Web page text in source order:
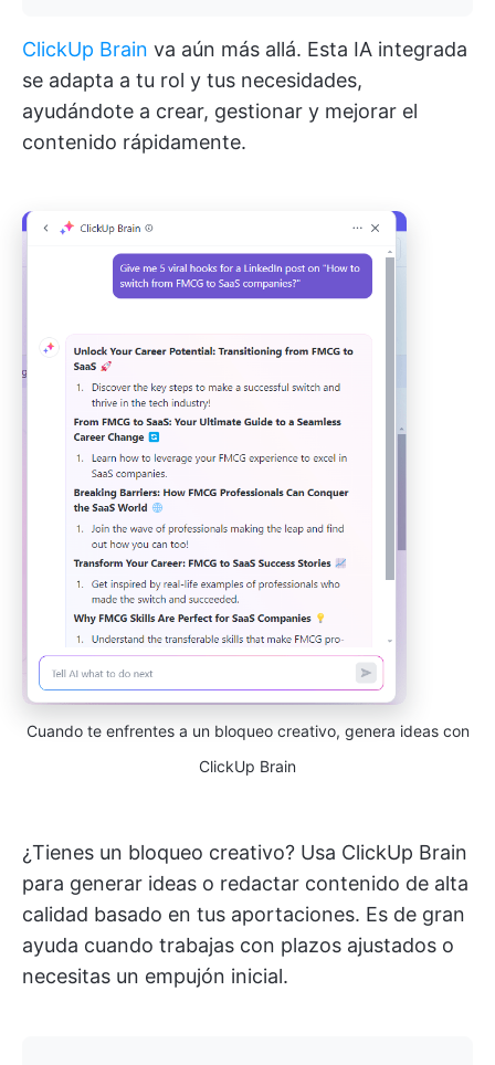
ClickUp Brain va aún más allá. Esta IA integrada
se adapta a tu rol y tus necesidades,
ayudándote a crear, gestionar y mejorar el
contenido rápidamente.
Cuando te enfrentes a un bloqueo creativo, genera ideas con
ClickUp Brain
¿Tienes un bloqueo creativo? Usa ClickUp Brain
para generar ideas o redactar contenido de alta
calidad basado en tus aportaciones. Es de gran
ayuda cuando trabajas con plazos ajustados o
necesitas un empujón inicial.